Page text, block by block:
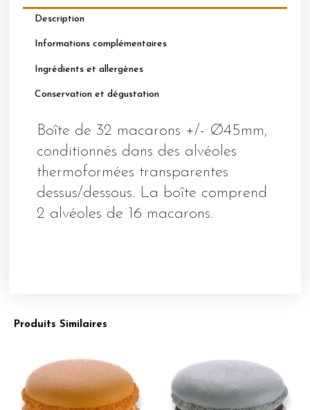
–
BASILIC
Description
Informations complémentaires
Ingrédients et allergènes
Conservation et dégustation
Boîte de 32 macarons +/- Ø45mm,
conditionnés dans des alvéoles
thermoformées transparentes
dessus/dessous. La boîte comprend
2 alvéoles de 16 macarons.
Produits Similaires